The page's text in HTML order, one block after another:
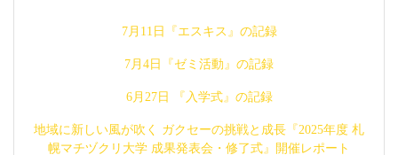
ン
7月11日『エスキス』の記録
7月4日『ゼミ活動』の記録
6月27日 『入学式』の記録
地域に新しい風が吹く ガクセーの挑戦と成長『2025年度 札
幌マチヅクリ大学 成果発表会・修了式』開催レポート